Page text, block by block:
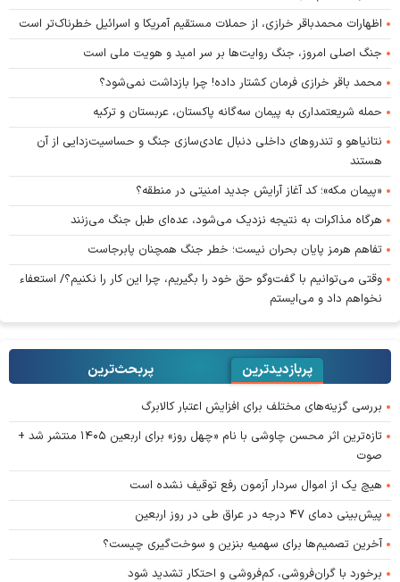
اظهارات محمدباقر خرازی، از حملات مستقیم آمریکا و اسرائیل خطرناک‌تر است
جنگ اصلی امروز، جنگ روایت‌ها بر سر امید و هویت ملی است
محمد باقر خرازی فرمان کشتار داده! چرا بازداشت نمی‌شود؟
حمله شریعتمداری به پیمان سه‌گانه پاکستان، عربستان و ترکیه
نتانیاهو و تندروهای داخلی دنبال عادی‌سازی جنگ و حساسیت‌زدایی از آن
هستند
«پیمان مکه»؛ کد آغاز آرایش جدید امنیتی در منطقه؟
هرگاه مذاکرات به نتیجه نزدیک می‌شود، عده‌ای طبل جنگ می‌زنند
تفاهم هرمز پایان بحران نیست؛ خطر جنگ همچنان پابرجاست
وقتی می‌توانیم با گفت‌وگو حق خود را بگیریم، چرا این کار را نکنیم؟/ استعفاء
نخواهم داد و می‌ایستم
پربازدیدترین پربحث‌ترین‌
بررسی گزینه‌های مختلف برای افزایش اعتبار کالابرگ
تازه‌ترین اثر محسن چاوشی با نام «چهل روز» برای اربعین ۱۴۰۵ منتشر شد +
صوت
هیچ یک از اموال سردار آزمون رفع توقیف نشده است
پیش‌بینی دمای ۴۷ درجه در عراق طی در روز اربعین
آخرین تصمیم‌ها برای سهمیه بنزین و سوخت‌گیری چیست؟
برخورد با گران‌فروشی، کم‌فروشی و احتکار تشدید شود